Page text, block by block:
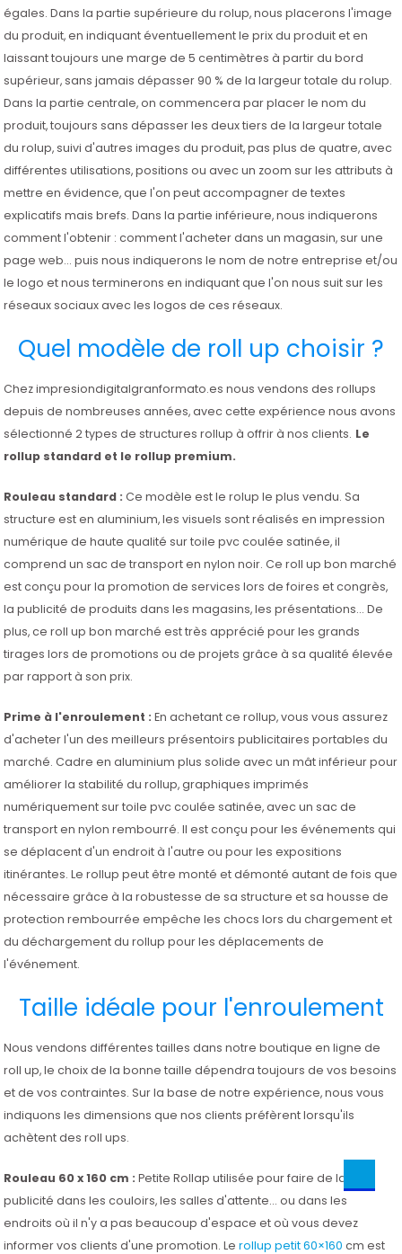
égales. Dans la partie supérieure du rolup, nous placerons l'image
du produit, en indiquant éventuellement le prix du produit et en
laissant toujours une marge de 5 centimètres à partir du bord
supérieur, sans jamais dépasser 90 % de la largeur totale du rolup.
Dans la partie centrale, on commencera par placer le nom du
produit, toujours sans dépasser les deux tiers de la largeur totale
du rolup, suivi d'autres images du produit, pas plus de quatre, avec
différentes utilisations, positions ou avec un zoom sur les attributs à
mettre en évidence, que l'on peut accompagner de textes
explicatifs mais brefs. Dans la partie inférieure, nous indiquerons
comment l'obtenir : comment l'acheter dans un magasin, sur une
page web... puis nous indiquerons le nom de notre entreprise et/ou
le logo et nous terminerons en indiquant que l'on nous suit sur les
réseaux sociaux avec les logos de ces réseaux.
Quel modèle de roll up choisir ?
Chez impresiondigitalgranformato.es nous vendons des rollups
depuis de nombreuses années, avec cette expérience nous avons
sélectionné 2 types de structures rollup à offrir à nos clients. Le
rollup standard et le rollup premium.
Rouleau standard : Ce modèle est le rolup le plus vendu. Sa
structure est en aluminium, les visuels sont réalisés en impression
numérique de haute qualité sur toile pvc coulée satinée, il
comprend un sac de transport en nylon noir. Ce roll up bon marché
est conçu pour la promotion de services lors de foires et congrès,
la publicité de produits dans les magasins, les présentations... De
plus, ce roll up bon marché est très apprécié pour les grands
tirages lors de promotions ou de projets grâce à sa qualité élevée
par rapport à son prix.
Prime à l'enroulement : En achetant ce rollup, vous vous assurez
d'acheter l'un des meilleurs présentoirs publicitaires portables du
marché. Cadre en aluminium plus solide avec un mât inférieur pour
améliorer la stabilité du rollup, graphiques imprimés
numériquement sur toile pvc coulée satinée, avec un sac de
transport en nylon rembourré. Il est conçu pour les événements qui
se déplacent d'un endroit à l'autre ou pour les expositions
itinérantes. Le rollup peut être monté et démonté autant de fois que
nécessaire grâce à la robustesse de sa structure et sa housse de
protection rembourrée empêche les chocs lors du chargement et
du déchargement du rollup pour les déplacements de
l'événement.
Taille idéale pour l'enroulement
Nous vendons différentes tailles dans notre boutique en ligne de
roll up, le choix de la bonne taille dépendra toujours de vos besoins
et de vos contraintes. Sur la base de notre expérience, nous vous
indiquons les dimensions que nos clients préfèrent lorsqu'ils
achètent des roll ups.
Rouleau 60 x 160 cm : Petite Rollap utilisée pour faire de la
publicité dans les couloirs, les salles d'attente... ou dans les
endroits où il n'y a pas beaucoup d'espace et où vous devez
informer vos clients d'une promotion. Lerollup petit 60×160 cm est